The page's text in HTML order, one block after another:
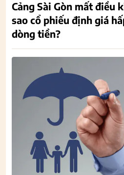
Cảng Sài Gòn mất điều
sao cổ phiếu định giá
dòng tiền?